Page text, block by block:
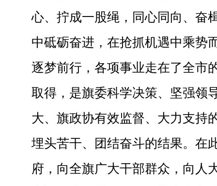
心、拧成一股绳，同心同向、奋
中砥砺奋进，在抢抓机遇中乘势
逐梦前行，各项事业走在了全市
取得，是旗委科学决策、坚强领
大、旗政协有效监督、大力支持
埋头苦干、团结奋斗的结果。在
府，向全旗广大干部群众，向人